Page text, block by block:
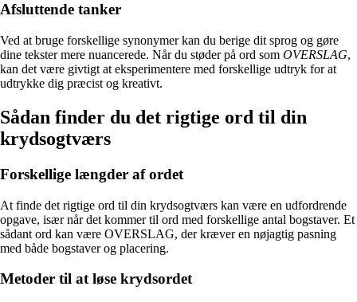
Afsluttende tanker
Ved at bruge forskellige synonymer kan du berige dit sprog og gøre
dine tekster mere nuancerede. Når du støder på ord som OVERSLAG,
kan det være givtigt at eksperimentere med forskellige udtryk for at
udtrykke dig præcist og kreativt.
Sådan finder du det rigtige ord til din
krydsogtværs
Forskellige længder af ordet
At finde det rigtige ord til din krydsogtværs kan være en udfordrende
opgave, især når det kommer til ord med forskellige antal bogstaver. Et
sådant ord kan være OVERSLAG, der kræver en nøjagtig pasning
med både bogstaver og placering.
Metoder til at løse krydsordet